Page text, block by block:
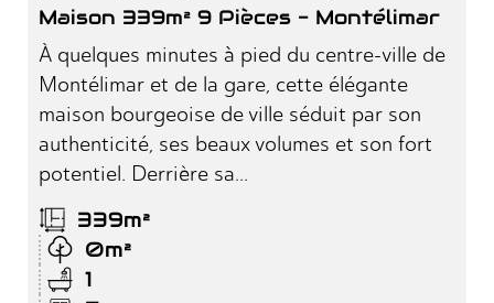
Maison 339m² 9 Pièces - Montélimar
À quelques minutes à pied du centre-ville de
Montélimar et de la gare, cette élégante
maison bourgeoise de ville séduit par son
authenticité, ses beaux volumes et son fort
potentiel. Derrière sa...
339m²
0m²
1